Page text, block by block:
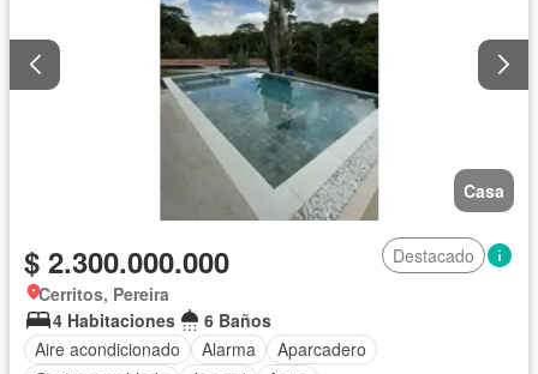
Casa
$ 2.300.000.000
Destacado
Cerritos, Pereira
4 Habitaciones
6 Baños
Aire acondicionado
Alarma
Aparcadero